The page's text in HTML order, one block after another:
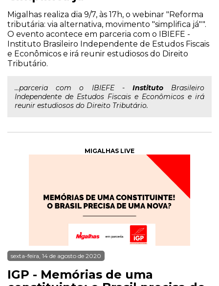
Migalhas realiza dia 9/7, às 17h, o webinar "Reforma
tributária: via alternativa, movimento "simplifica já"".
O evento acontece em parceria com o IBIEFE -
Instituto Brasileiro Independente de Estudos Fiscais
e Econômicos e irá reunir estudiosos do Direito
Tributário.
...parceria com o IBIEFE - InstitutoBrasileiro
Independente de Estudos Fiscais e Econômicos e irá
reunir estudiosos do Direito Tributário.
MIGALHAS LIVE
sexta-feira, 14 de agosto de 2020
IGP - Memórias de uma